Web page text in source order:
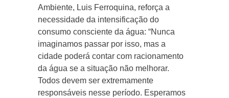
Ambiente, Luis Ferroquina, reforça a
necessidade da intensificação do
consumo consciente da água: “Nunca
imaginamos passar por isso, mas a
cidade poderá contar com racionamento
da água se a situação não melhorar.
Todos devem ser extremamente
responsáveis nesse período. Esperamos